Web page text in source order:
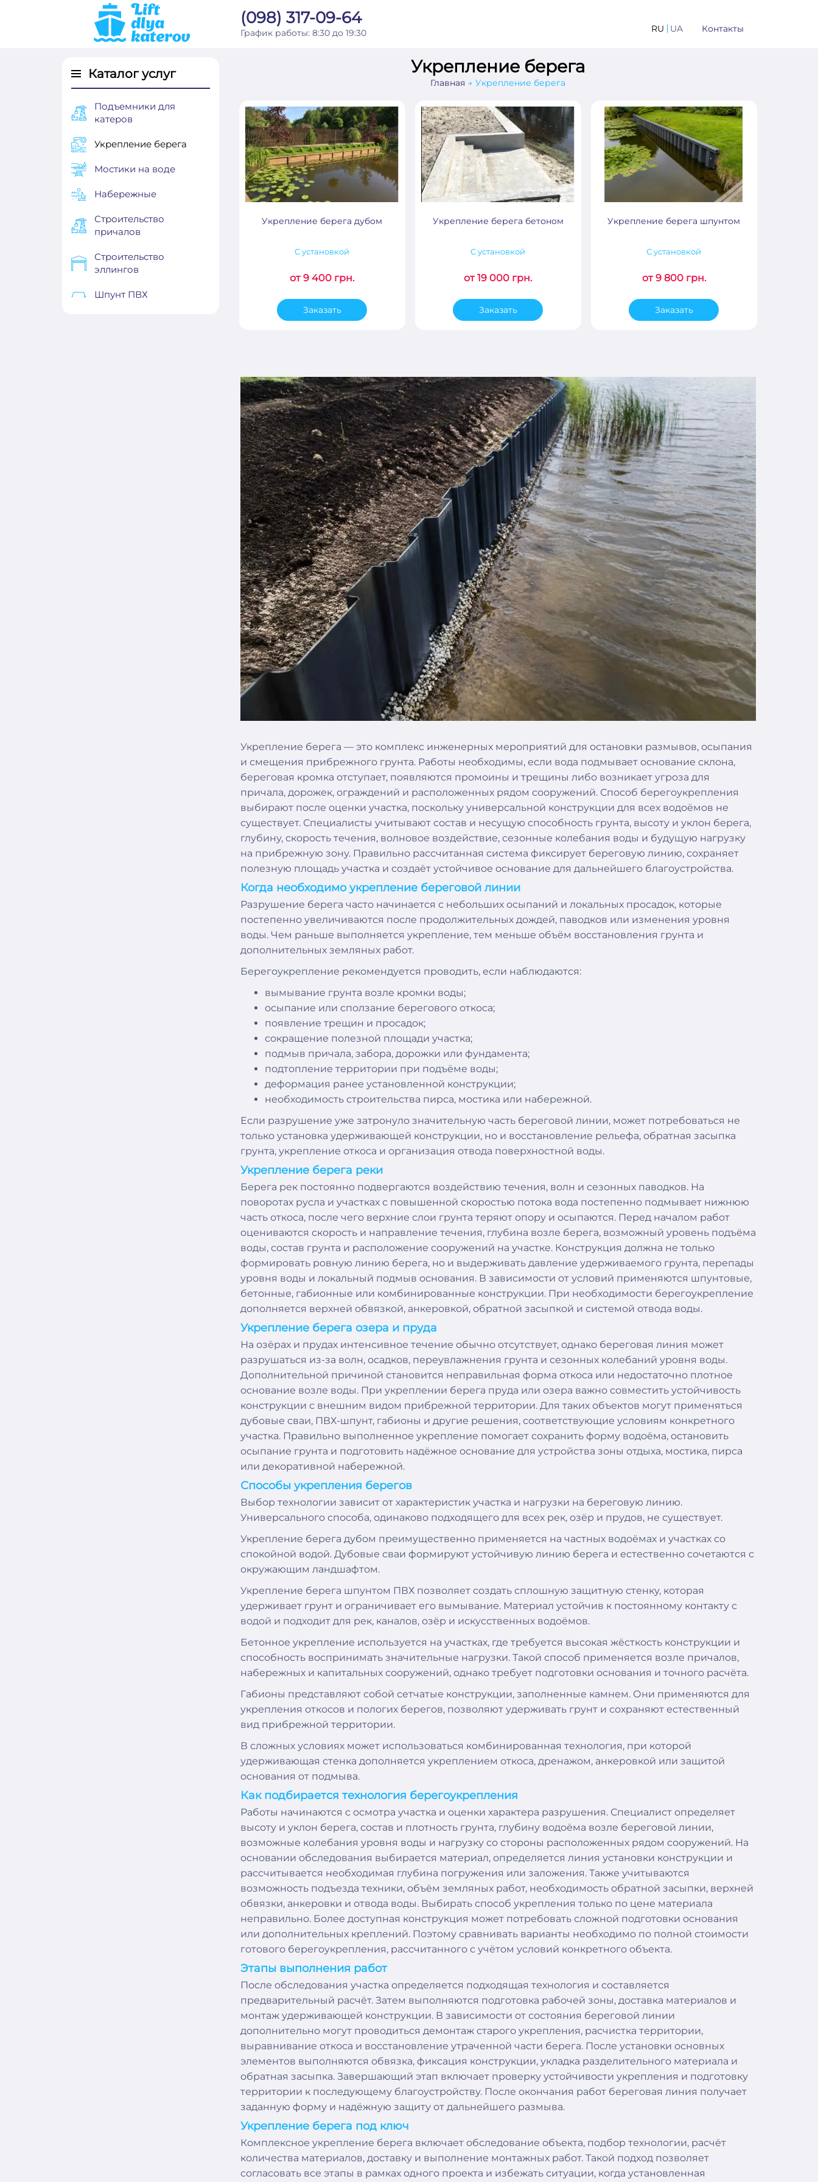
(098) 317-09-64
График работы: 8:30 до 19:30 RU UA Контакты
Каталог услуг
Подъемники для
катеров
Укрепление берега
Мостики на воде
Набережные
Строительство
причалов
Строительство
эллингов
Шпунт ПВХ
Укрепление берега
Главная Укрепление берега
Укрепление берега дубом
С установкой
от 9 400 грн.
Заказать
Укрепление берега бетоном
С установкой
от 19 000 грн.
Заказать
Укрепление берега шпунтом
С установкой
от 9 800 грн.
Заказать
Укрепление берега — это комплекс инженерных мероприятий для остановки размывов, осыпания
и смещения прибрежного грунта. Работы необходимы, если вода подмывает основание склона,
береговая кромка отступает, появляются промоины и трещины либо возникает угроза для
причала, дорожек, ограждений и расположенных рядом сооружений. Способ берегоукрепления
выбирают после оценки участка, поскольку универсальной конструкции для всех водоёмов не
существует. Специалисты учитывают состав и несущую способность грунта, высоту и уклон берега,
глубину, скорость течения, волновое воздействие, сезонные колебания воды и будущую нагрузку
на прибрежную зону. Правильно рассчитанная система фиксирует береговую линию, сохраняет
полезную площадь участка и создаёт устойчивое основание для дальнейшего благоустройства.
Когда необходимо укрепление береговой линии
Разрушение берега часто начинается с небольших осыпаний и локальных просадок, которые
постепенно увеличиваются после продолжительных дождей, паводков или изменения уровня
воды. Чем раньше выполняется укрепление, тем меньше объём восстановления грунта и
дополнительных земляных работ.
Берегоукрепление рекомендуется проводить, если наблюдаются:
вымывание грунта возле кромки воды;
осыпание или сползание берегового откоса;
появление трещин и просадок;
сокращение полезной площади участка;
подмыв причала, забора, дорожки или фундамента;
подтопление территории при подъёме воды;
деформация ранее установленной конструкции;
необходимость строительства пирса, мостика или набережной.
Если разрушение уже затронуло значительную часть береговой линии, может потребоваться не
только установка удерживающей конструкции, но и восстановление рельефа, обратная засыпка
грунта, укрепление откоса и организация отвода поверхностной воды.
Укрепление берега реки
Берега рек постоянно подвергаются воздействию течения, волн и сезонных паводков. На
поворотах русла и участках с повышенной скоростью потока вода постепенно подмывает нижнюю
часть откоса, после чего верхние слои грунта теряют опору и осыпаются. Перед началом работ
оцениваются скорость и направление течения, глубина возле берега, возможный уровень подъёма
воды, состав грунта и расположение сооружений на участке. Конструкция должна не только
формировать ровную линию берега, но и выдерживать давление удерживаемого грунта, перепады
уровня воды и локальный подмыв основания. В зависимости от условий применяются шпунтовые,
бетонные, габионные или комбинированные конструкции. При необходимости берегоукрепление
дополняется верхней обвязкой, анкеровкой, обратной засыпкой и системой отвода воды.
Укрепление берега озера и пруда
На озёрах и прудах интенсивное течение обычно отсутствует, однако береговая линия может
разрушаться из-за волн, осадков, переувлажнения грунта и сезонных колебаний уровня воды.
Дополнительной причиной становится неправильная форма откоса или недостаточно плотное
основание возле воды. При укреплении берега пруда или озера важно совместить устойчивость
конструкции с внешним видом прибрежной территории. Для таких объектов могут применяться
дубовые сваи, ПВХ-шпунт, габионы и другие решения, соответствующие условиям конкретного
участка. Правильно выполненное укрепление помогает сохранить форму водоёма, остановить
осыпание грунта и подготовить надёжное основание для устройства зоны отдыха, мостика, пирса
или декоративной набережной.
Способы укрепления берегов
Выбор технологии зависит от характеристик участка и нагрузки на береговую линию.
Универсального способа, одинаково подходящего для всех рек, озёр и прудов, не существует.
Укрепление берега дубом преимущественно применяется на частных водоёмах и участках со
спокойной водой. Дубовые сваи формируют устойчивую линию берега и естественно сочетаются с
окружающим ландшафтом.
Укрепление берега шпунтом ПВХ позволяет создать сплошную защитную стенку, которая
удерживает грунт и ограничивает его вымывание. Материал устойчив к постоянному контакту с
водой и подходит для рек, каналов, озёр и искусственных водоёмов.
Бетонное укрепление используется на участках, где требуется высокая жёсткость конструкции и
способность воспринимать значительные нагрузки. Такой способ применяется возле причалов,
набережных и капитальных сооружений, однако требует подготовки основания и точного расчёта.
Габионы представляют собой сетчатые конструкции, заполненные камнем. Они применяются для
укрепления откосов и пологих берегов, позволяют удерживать грунт и сохраняют естественный
вид прибрежной территории.
В сложных условиях может использоваться комбинированная технология, при которой
удерживающая стенка дополняется укреплением откоса, дренажом, анкеровкой или защитой
основания от подмыва.
Как подбирается технология берегоукрепления
Работы начинаются с осмотра участка и оценки характера разрушения. Специалист определяет
высоту и уклон берега, состав и плотность грунта, глубину водоёма возле береговой линии,
возможные колебания уровня воды и нагрузку со стороны расположенных рядом сооружений. На
основании обследования выбирается материал, определяется линия установки конструкции и
рассчитывается необходимая глубина погружения или заложения. Также учитываются
возможность подъезда техники, объём земляных работ, необходимость обратной засыпки, верхней
обвязки, анкеровки и отвода воды. Выбирать способ укрепления только по цене материала
неправильно. Более доступная конструкция может потребовать сложной подготовки основания
или дополнительных креплений. Поэтому сравнивать варианты необходимо по полной стоимости
готового берегоукрепления, рассчитанного с учётом условий конкретного объекта.
Этапы выполнения работ
После обследования участка определяется подходящая технология и составляется
предварительный расчёт. Затем выполняются подготовка рабочей зоны, доставка материалов и
монтаж удерживающей конструкции. В зависимости от состояния береговой линии
дополнительно могут проводиться демонтаж старого укрепления, расчистка территории,
выравнивание откоса и восстановление утраченной части берега. После установки основных
элементов выполняются обвязка, фиксация конструкции, укладка разделительного материала и
обратная засыпка. Завершающий этап включает проверку устойчивости укрепления и подготовку
территории к последующему благоустройству. После окончания работ береговая линия получает
заданную форму и надёжную защиту от дальнейшего размыва.
Укрепление берега под ключ
Комплексное укрепление берега включает обследование объекта, подбор технологии, расчёт
количества материалов, доставку и выполнение монтажных работ. Такой подход позволяет
согласовать все этапы в рамках одного проекта и избежать ситуации, когда установленная